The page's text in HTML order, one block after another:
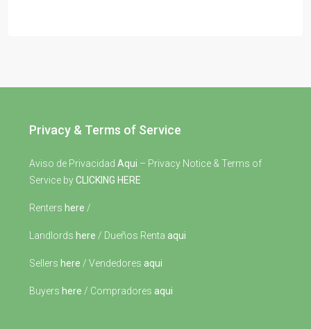
Privacy & Terms of Service
Aviso de Privacidad Aqui – Privacy Notice & Terms of
Service byCLICKING HERE
Renters here /
Landlords here / Dueños Renta aqui
Sellers here / Vendedores aqui
Buyers here / Compradores aqui